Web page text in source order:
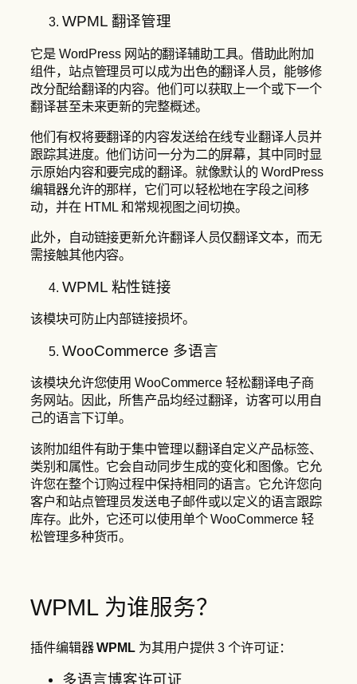
WPML 翻译管理
它是 WordPress 网站的翻译辅助工具。借助此附加
组件，站点管理员可以成为出色的翻译人员，能够修
改分配给翻译的内容。他们可以获取上一个或下一个
翻译甚至未来更新的完整概述。
他们有权将要翻译的内容发送给在线专业翻译人员并
跟踪其进度。他们访问一分为二的屏幕，其中同时显
示原始内容和要完成的翻译。就像默认的 WordPress
编辑器允许的那样，它们可以轻松地在字段之间移
动，并在 HTML 和常规视图之间切换。
此外，自动链接更新允许翻译人员仅翻译文本，而无
需接触其他内容。
WPML 粘性链接
该模块可防止内部链接损坏。
WooCommerce 多语言
该模块允许您使用 WooCommerce 轻松翻译电子商
务网站。因此，所售产品均经过翻译，访客可以用自
己的语言下订单。
该附加组件有助于集中管理以翻译自定义产品标签、
类别和属性。它会自动同步生成的变化和图像。它允
许您在整个订购过程中保持相同的语言。它允许您向
客户和站点管理员发送电子邮件或以定义的语言跟踪
库存。此外，它还可以使用单个 WooCommerce 轻
松管理多种货币。
WPML 为谁服务？
插件编辑器WPML 为其用户提供 3 个许可证：
多语言博客许可证